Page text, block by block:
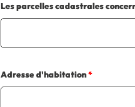
Les parcelles cadastrales
Adresse d'habitation*